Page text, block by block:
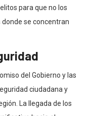
para que no los
se concentran
del Gobierno y las
ciudadana y
La llegada de los